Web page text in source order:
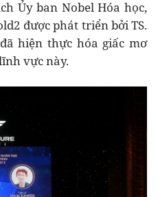
Ủy ban Nobel Hóa học,
được phát triển bởi TS.
hiện thực hóa giấc mơ
vực này.